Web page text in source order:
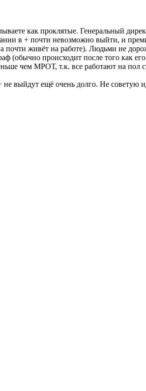
как проклятые. Генеральный
в + почти невозможно выйти, и
почти живёт на работе). Людьми не
(обычно происходит после того как
чем МРОТ, т.к. все работают на пол
выйдут ещё очень долго. Не советую